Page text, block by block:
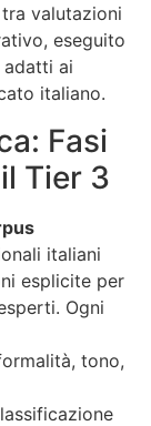
valutazioni
eseguito
adatti ai
italiano.
Fasi
Tier 3
italiani
esplicite per
Ogni
tono,